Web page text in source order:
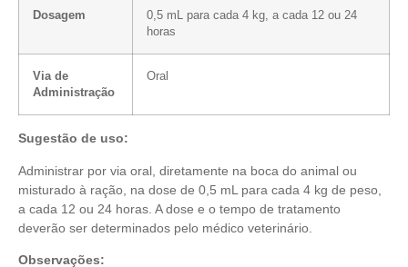
Dosagem
0,5 mL para cada 4 kg, a cada 12 ou 24
horas
Via de
Administração
Oral
Sugestão de uso:
Administrar por via oral, diretamente na boca do animal ou
misturado à ração, na dose de 0,5 mL para cada 4 kg de peso,
a cada 12 ou 24 horas. A dose e o tempo de tratamento
deverão ser determinados pelo médico veterinário.
Observações: